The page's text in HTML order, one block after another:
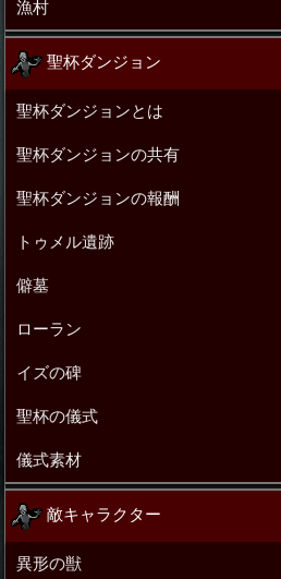
漁村
聖杯ダンジョン
聖杯ダンジョンとは
聖杯ダンジョンの共有
聖杯ダンジョンの報酬
トゥメル遺跡
僻墓
ローラン
イズの碑
聖杯の儀式
儀式素材
敵キャラクター
異形の獣